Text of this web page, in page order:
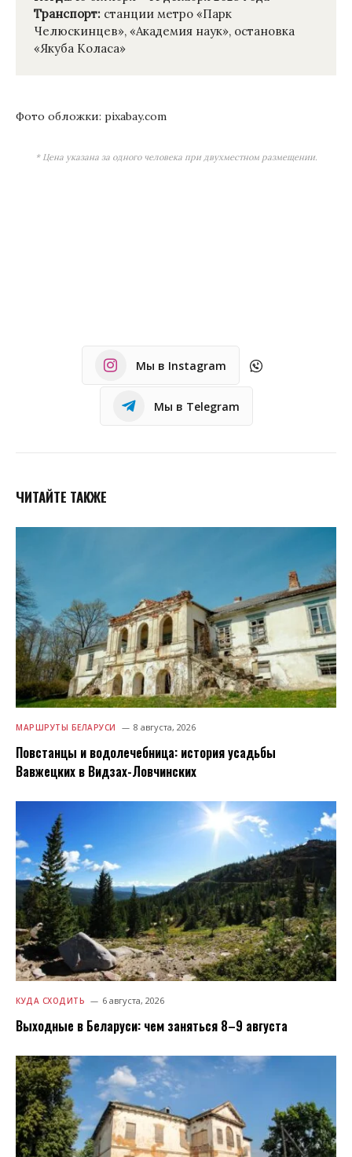
Транспорт: станции метро «Парк
Челюскинцев», «Академия наук», остановка
«Якуба Коласа»
Фото обложки: pixabay.com
* Цена указана за одного человека при двухместном размещении.
Мы в Instagram
Мы в Telegram
ЧИТАЙТЕ ТАКЖЕ
МАРШРУТЫ БЕЛАРУСИ 8 августа, 2026
Повстанцы и водолечебница: история усадьбы
Вавжецких в Видзах-Ловчинских
КУДА СХОДИТЬ 6 августа, 2026
Выходные в Беларуси: чем заняться 8–9 августа